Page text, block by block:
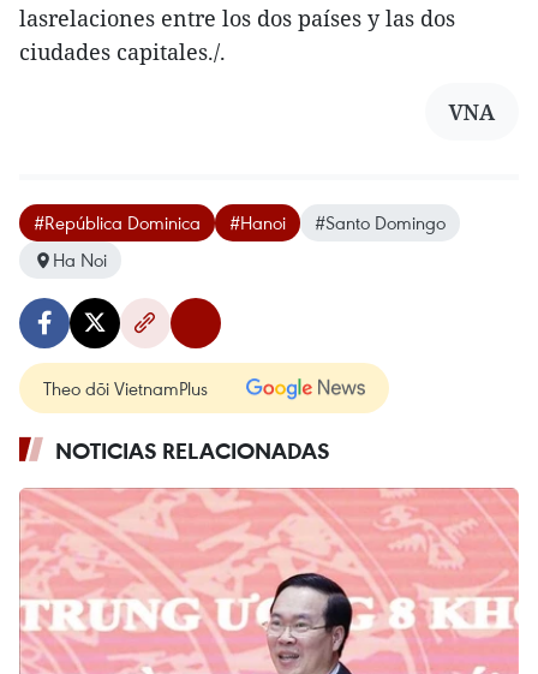
lasrelaciones entre los dos países y las dos
ciudades capitales./.
VNA
#República Dominica #Hanoi
#Santo Domingo
Ha Noi
Theo dõi VietnamPlus
NOTICIAS RELACIONADAS